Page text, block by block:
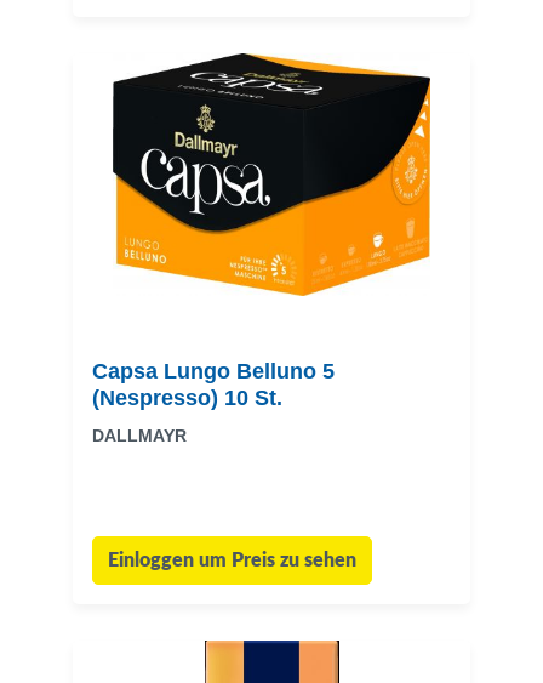
Capsa Lungo Belluno 5
(Nespresso) 10 St.
DALLMAYR
Einloggen um Preis zu sehen